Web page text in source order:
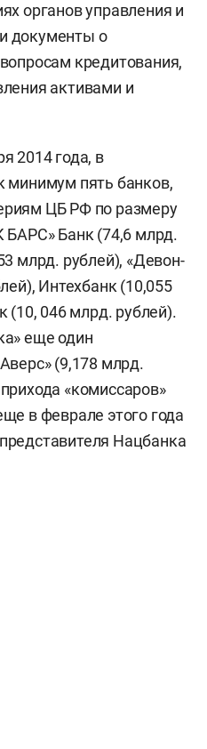
органов управления и
документы о
кредитования,
активами и
2014 года, в
минимум пять банков,
ЦБ РФ по размеру
БАРС» Банк (74,6 млрд.
млрд. рублей), «Девон-
Интехбанк (10,055
(10, 046 млрд. рублей).
еще один
(9,178 млрд.
«комиссаров»
в феврале этого года
Нацбанка